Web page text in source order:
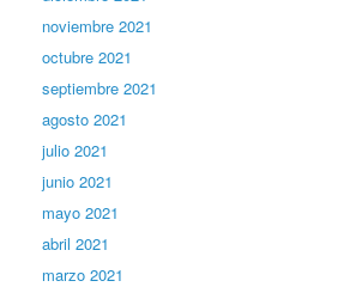
noviembre 2021
octubre 2021
septiembre 2021
agosto 2021
julio 2021
junio 2021
mayo 2021
abril 2021
marzo 2021